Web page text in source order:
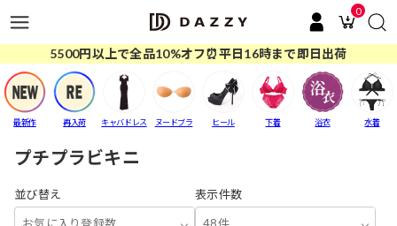
0
5500円以上で全品10%オフ⏰平日16時まで即日出荷
最新作 再入荷 キャバドレス ヌードブラ ヒール 下着 浴衣 水着
プチプラビキニ
並び替え 表示件数